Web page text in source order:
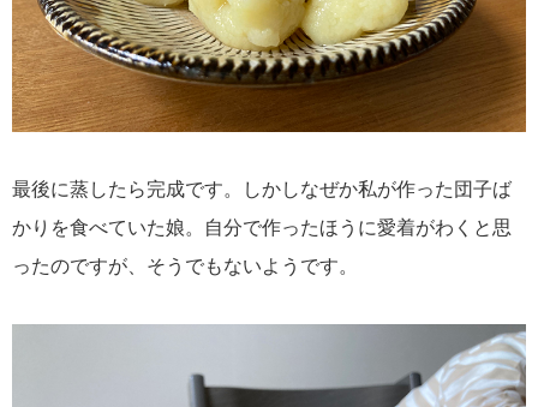
最後に蒸したら完成です。しかしなぜか私が作った団子ば
かりを食べていた娘。自分で作ったほうに愛着がわくと思
ったのですが、そうでもないようです。